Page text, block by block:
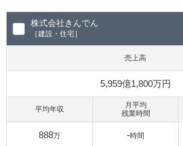
株式会社きんでん
［建設・住宅］
売上高
5,959億1,800万円
平均年収
888万
月平均
残業時間
-時間